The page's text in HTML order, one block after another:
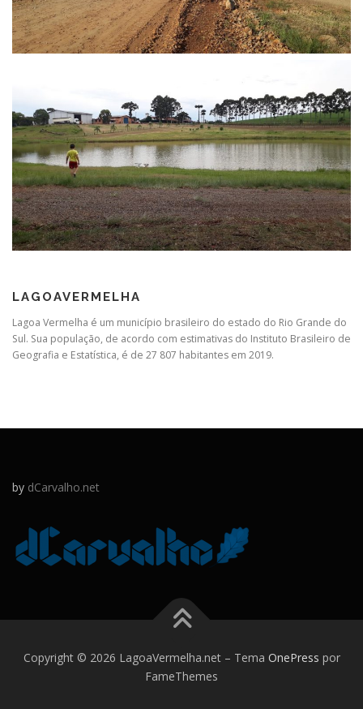
LAGOAVERMELHA
Lagoa Vermelha é um município brasileiro do estado do Rio Grande do
Sul. Sua população, de acordo com estimativas do Instituto Brasileiro de
Geografia e Estatística, é de 27 807 habitantes em 2019.
by dCarvalho.net
Copyright © 2026 LagoaVermelha.net – Tema OnePress por
FameThemes